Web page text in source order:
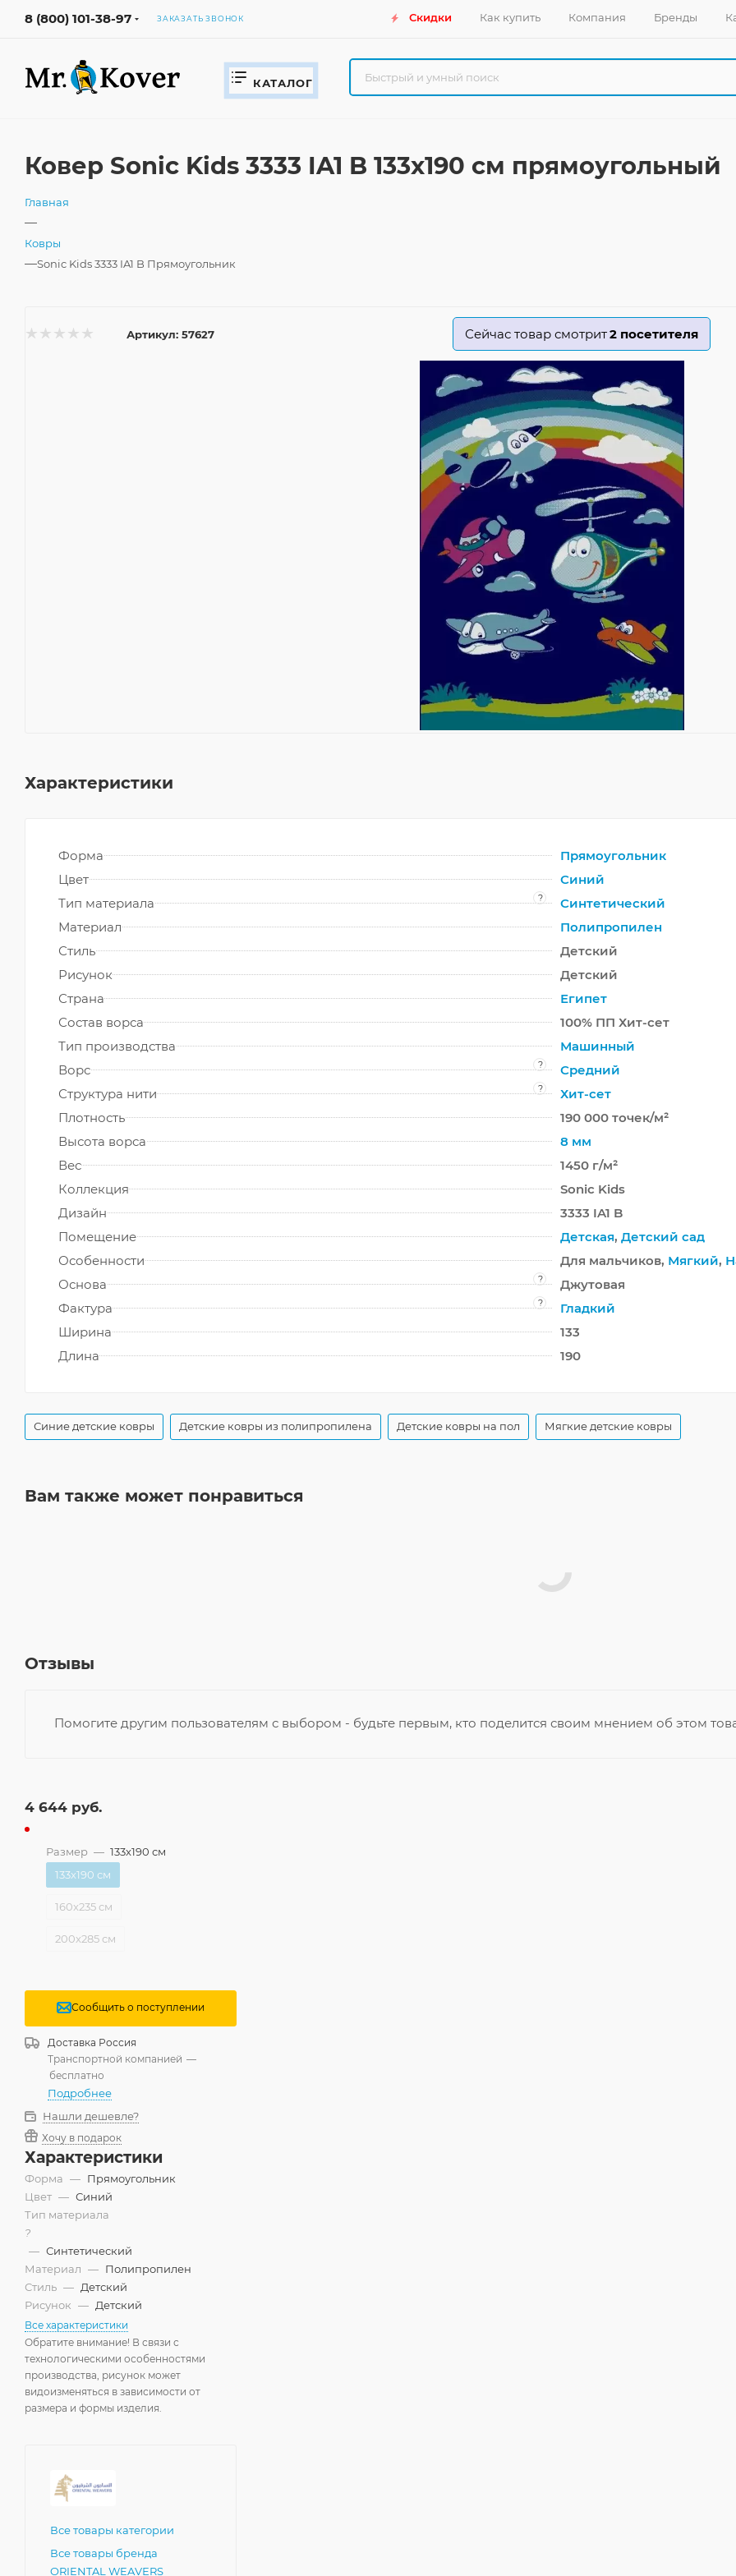
8 (800) 101-38-97 ЗАКАЗАТЬ ЗВОНОК Скидки Как купить Компания Бренды
КАТАЛОГ
Ковер Sonic Kids 3333 IA1 B 133x190 см прямоугольный
Главная
—
Ковры
—Sonic Kids 3333 IA1 B Прямоугольник
Артикул: 57627 Сейчас товар смотрит2 посетителя
Характеристики
Форма
Прямоугольник
Цвет
Синий
Тип материала
?
Синтетический
Материал
Полипропилен
Стиль
Детский
Рисунок
Детский
Страна
Египет
Состав ворса
100% ПП Хит-сет
Тип производства
Машинный
Ворс
?
Средний
Структура нити
?
Хит-сет
Плотность
190 000 точек/м²
Высота ворса
8 мм
Вес
1450 г/м²
Коллекция
Sonic Kids
Дизайн
3333 IA1 B
Помещение
Детская, Детский сад
Особенности
Для мальчиков, Мягкий,
Основа
?
Джутовая
Фактура
?
Гладкий
Ширина
133
Длина
190
Синие детские ковры Детские ковры из полипропилена Детские ковры на пол Мягкие детские ковры
Вам также может понравиться
Отзывы
Помогите другим пользователям с выбором - будьте первым, кто поделится своим мнением об этом
4 644 руб.
Размер — 133x190 см
133x190 см
160x235 см
200x285 см
Сообщить о поступлении
Доставка Россия
Транспортной компанией —
бесплатно
Подробнее
Нашли дешевле?
Хочу в подарок
Характеристики
Форма — Прямоугольник
Цвет — Синий
Тип материала
?
— Синтетический
Материал — Полипропилен
Стиль — Детский
Рисунок — Детский
Все характеристики
Обратите внимание! В связи с
технологическими особенностями
производства, рисунок может
видоизменяться в зависимости от
размера и формы изделия.
Все товары категории
Все товары бренда
ORIENTAL WEAVЕRS